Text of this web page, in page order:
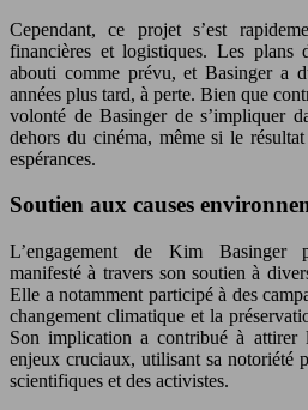
Cependant, ce projet s’est
financières et logistiques. Les plans
abouti comme prévu, et Basinger a
années plus tard, à perte. Bien que
volonté de Basinger de s’impliquer
dehors du cinéma, même si le
espérances.
Soutien aux causes
L’engagement de Kim Basinger
manifesté à travers son soutien à
Elle a notamment participé à des
changement climatique et la
Son implication a contribué à attirer
enjeux cruciaux, utilisant sa notoriété
scientifiques et des activistes.